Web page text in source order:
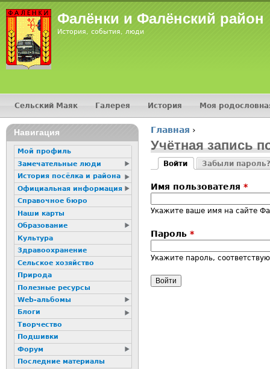
Фалёнки и Фалёнский район
История, события, люди
Вы здесь
Главная ›
Учётная запись
Главные
Войти
Забыли пароль?
Имя пользователя *
Укажите ваше имя на сайте
Пароль *
Укажите пароль,
Главное меню
Сельский Маяк Галерея История Моя
16+
Навигация
Мой профиль
Замечательные люди
История посёлка и района
Официальная информация
Справочное бюро
Наши карты
Образование
Культура
Здравоохранение
Сельское хозяйство
Природа
Полезные ресурсы
Web-альбомы
Блоги
Творчество
Подшивки
Форум
Последние материалы